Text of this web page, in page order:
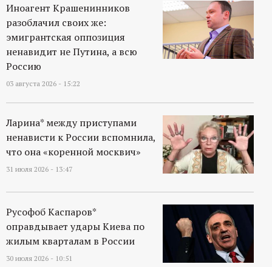
Иноагент Крашенинников
разоблачил своих же:
эмигрантская оппозиция
ненавидит не Путина, а всю
Россию
03 августа 2026 - 15:22
Ларина* между приступами
ненависти к России вспомнила,
что она «коренной москвич»
31 июля 2026 - 13:47
Русофоб Каспаров*
оправдывает удары Киева по
жилым кварталам в России
30 июля 2026 - 10:51